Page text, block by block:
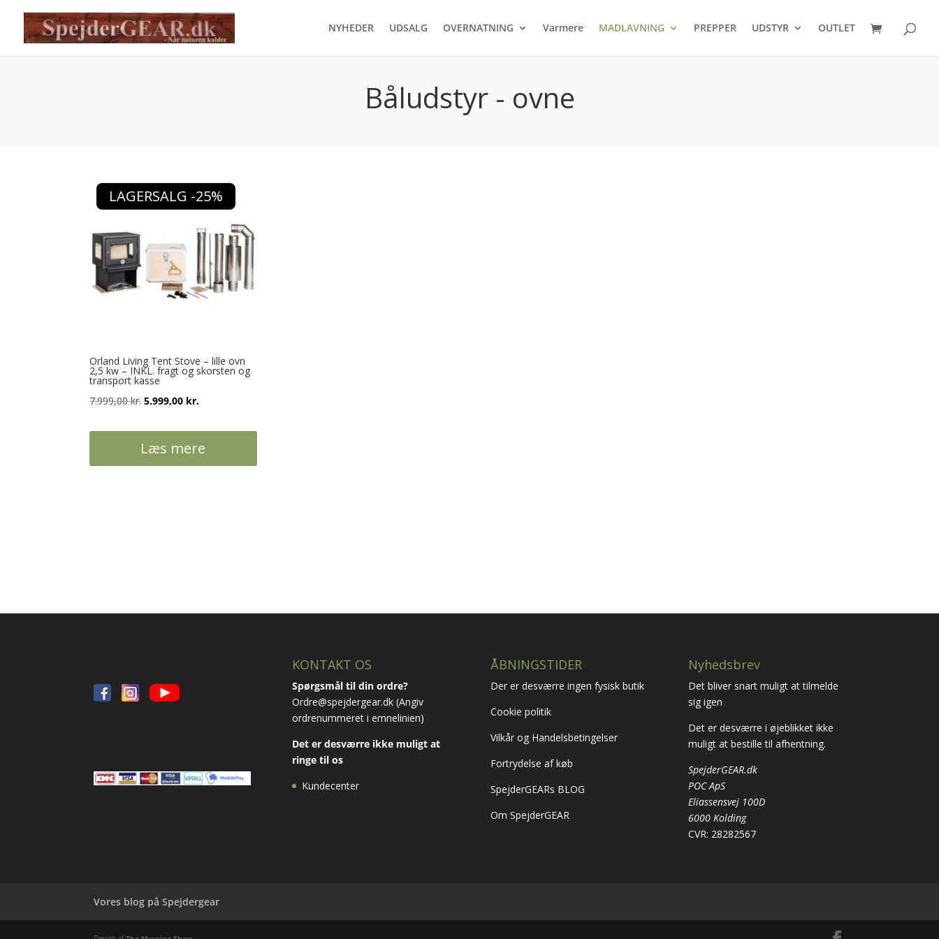
NYHEDER UDSALG OVERNATNING Varmere MADLAVNING PREPPER UDSTYR OUTLET
Båludstyr - ovne
LAGERSALG -25%
Orland Living Tent Stove – lille ovn
2,5 kw – INKL. fragt og skorsten og
transport kasse
7.999,00kr. Den
var:
5.999,00 kr.Den
er:
Læs mere
KONTAKT OS
Spørgsmål til din ordre?
Ordre@spejdergear.dk(Angiv
ordrenummeret i emnelinien)
Det er desværre ikke muligt at
ringe til os
Kundecenter
ÅBNINGSTIDER
Der er desværre ingen fysisk butik
Cookie politik
Vilkår og Handelsbetingelser
Fortrydelse af køb
SpejderGEARs BLOG
Om SpejderGEAR
Nyhedsbrev
Det bliver snart muligt at tilmelde
sig igen
Det er desværre i øjeblikket ikke
muligt at bestille til afhentning.
SpejderGEAR.dk
POC ApS
Eliassensvej 100D
6000 Kolding
CVR: 28282567
Vores blog på Spejdergear